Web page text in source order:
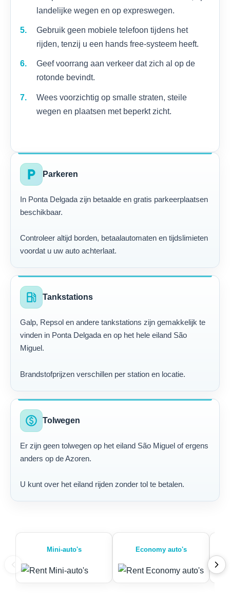
landelijke wegen en op expreswegen.
Gebruik geen mobiele telefoon tijdens het
rijden, tenzij u een hands free-systeem heeft.
Geef voorrang aan verkeer dat zich al op de
rotonde bevindt.
Wees voorzichtig op smalle straten, steile
wegen en plaatsen met beperkt zicht.
local_parking Parkeren
In Ponta Delgada zijn betaalde en gratis parkeerplaatsen
beschikbaar.
Controleer altijd borden, betaalautomaten en tijdslimieten
voordat u uw auto achterlaat.
local_gas_station Tankstations
Galp, Repsol en andere tankstations zijn gemakkelijk te
vinden in Ponta Delgada en op het hele eiland São
Miguel.
Brandstofprijzen verschillen per station en locatie.
paid Tolwegen
Er zijn geen tolwegen op het eiland São Miguel of ergens
anders op de Azoren.
U kunt over het eiland rijden zonder tol te betalen.
Mini-auto's Economy auto's